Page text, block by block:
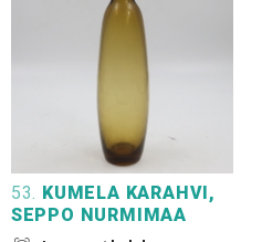
53.
KUMELA KARAHVI,
SEPPO NURMIMAA